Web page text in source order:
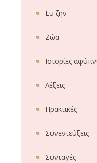
Ευ ζην
Ζώα
Ιστορίες
Λέξεις
Πρακτικές
Συνεντεύξεις
Συνταγές